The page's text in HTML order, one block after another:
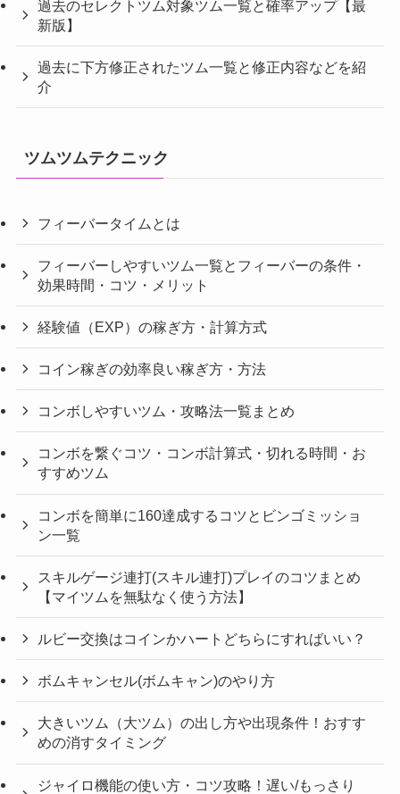
過去のセレクトツム対象ツム一覧と確率アップ【最
新版】
過去に下方修正されたツム一覧と修正内容などを紹
介
ツムツムテクニック
フィーバータイムとは
フィーバーしやすいツム一覧とフィーバーの条件・
効果時間・コツ・メリット
経験値（EXP）の稼ぎ方・計算方式
コイン稼ぎの効率良い稼ぎ方・方法
コンボしやすいツム・攻略法一覧まとめ
コンボを繋ぐコツ・コンボ計算式・切れる時間・お
すすめツム
コンボを簡単に160達成するコツとビンゴミッショ
ン一覧
スキルゲージ連打(スキル連打)プレイのコツまとめ
【マイツムを無駄なく使う方法】
ルビー交換はコインかハートどちらにすればいい？
ボムキャンセル(ボムキャン)のやり方
大きいツム（大ツム）の出し方や出現条件！おすす
めの消すタイミング
ジャイロ機能の使い方・コツ攻略！遅い/もっさり